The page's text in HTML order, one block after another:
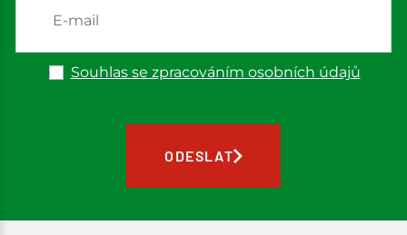
Souhlas se zpracováním osobních údajů
ODESLAT